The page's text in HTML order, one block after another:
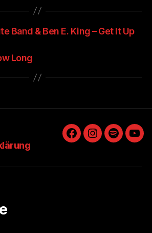
Band & Ben E. King – Get It Up
Long
FacebookInstagram
Spotify